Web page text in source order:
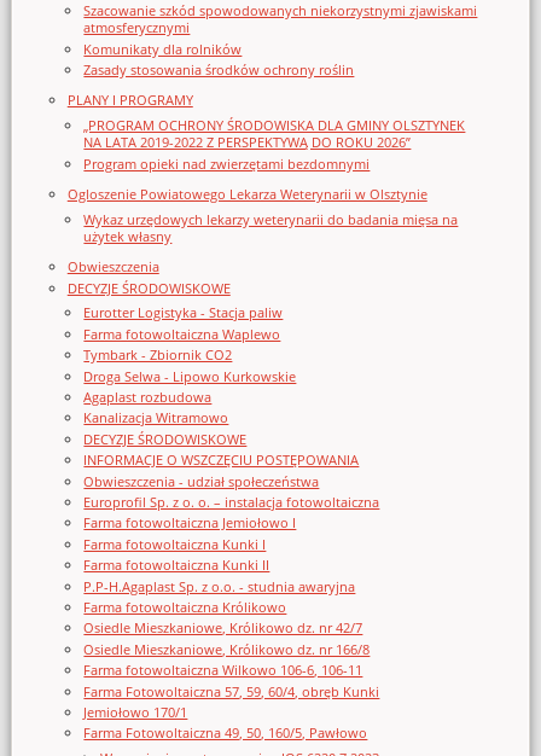
Szacowanie szkód spowodowanych niekorzystnymi zjawiskami
atmosferycznymi
Komunikaty dla rolników
Zasady stosowania środków ochrony roślin
PLANY I PROGRAMY
„PROGRAM OCHRONY ŚRODOWISKA DLA GMINY OLSZTYNEK
NA LATA 2019-2022 Z PERSPEKTYWĄ DO ROKU 2026”
Program opieki nad zwierzętami bezdomnymi
Ogloszenie Powiatowego Lekarza Weterynarii w Olsztynie
Wykaz urzędowych lekarzy weterynarii do badania mięsa na
użytek własny
Obwieszczenia
DECYZJE ŚRODOWISKOWE
Eurotter Logistyka - Stacja paliw
Farma fotowoltaiczna Waplewo
Tymbark - Zbiornik CO2
Droga Selwa - Lipowo Kurkowskie
Agaplast rozbudowa
Kanalizacja Witramowo
DECYZJE ŚRODOWISKOWE
INFORMACJE O WSZCZĘCIU POSTĘPOWANIA
Obwieszczenia - udział społeczeństwa
Europrofil Sp. z o. o. – instalacja fotowoltaiczna
Farma fotowoltaiczna Jemiołowo I
Farma fotowoltaiczna Kunki I
Farma fotowoltaiczna Kunki II
P.P-H.Agaplast Sp. z o.o. - studnia awaryjna
Farma fotowoltaiczna Królikowo
Osiedle Mieszkaniowe, Królikowo dz. nr 42/7
Osiedle Mieszkaniowe, Królikowo dz. nr 166/8
Farma fotowoltaiczna Wilkowo 106-6, 106-11
Farma Fotowoltaiczna 57, 59, 60/4, obręb Kunki
Jemiołowo 170/1
Farma Fotowoltaiczna 49, 50, 160/5, Pawłowo